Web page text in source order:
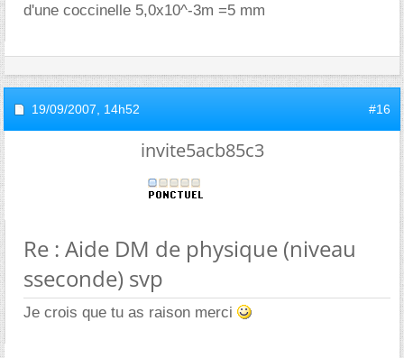
d'une coccinelle 5,0x10^-3m =5 mm
19/09/2007, 14h52 #16
invite5acb85c3
Re : Aide DM de physique (niveau
sseconde) svp
Je crois que tu as raison merci